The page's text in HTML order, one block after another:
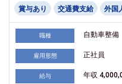
賞与あり 交通費支給 外国
職種 自動車整備
雇用形態 正社員
給与 年収